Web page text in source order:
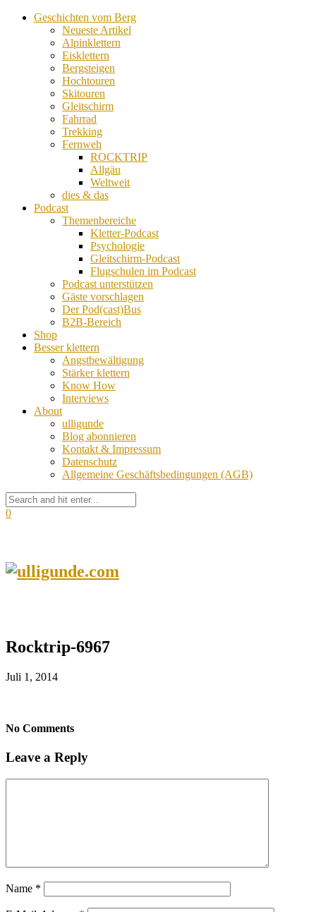
Geschichten vom Berg
Neueste Artikel
Alpinklettern
Eisklettern
Bergsteigen
Hochtouren
Skitouren
Gleitschirm
Fahrrad
Trekking
Fernweh
ROCKTRIP
Allgäu
Weltweit
dies & das
Podcast
Themenbereiche
Kletter-Podcast
Psychologie
Gleitschirm-Podcast
Flugschulen im Podcast
Podcast unterstützen
Gäste vorschlagen
Der Pod(cast)Bus
B2B-Bereich
Shop
Besser klettern
Angstbewältigung
Stärker klettern
Know How
Interviews
About
ulligunde
Blog abonnieren
Kontakt & Impressum
Datenschutz
Allgemeine Geschäftsbedingungen (AGB)
0
Rocktrip-6967
Juli 1, 2014
No Comments
Leave a Reply
Name *